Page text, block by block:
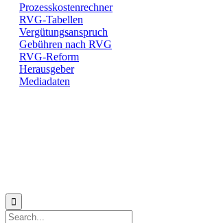
Prozesskostenrechner
RVG-Tabellen
Vergütungsanspruch
Gebühren nach RVG
RVG-Reform
Herausgeber
Mediadaten
